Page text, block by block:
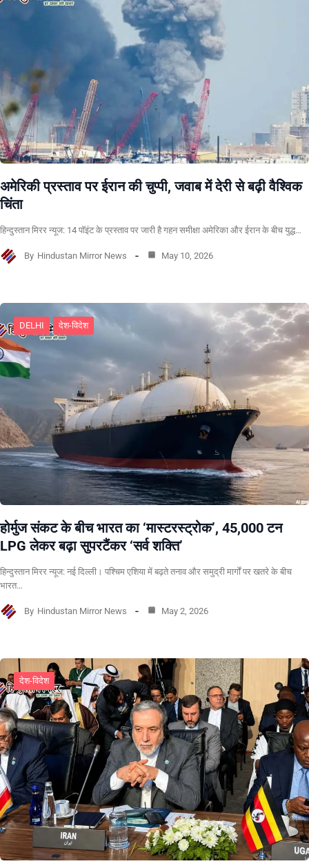
अमेरिकी प्रस्ताव पर ईरान की चुप्पी, जवाब में देरी से बढ़ी वैश्विक
चिंता
हिन्दुस्तान मिरर न्यूज: 14 पॉइंट के प्रस्ताव पर जारी है गहन समीक्षा अमेरिका और ईरान के बीच युद्ध…
By Hindustan Mirror News May 10, 2026
DELHI देश-विदेश
होर्मुज संकट के बीच भारत का ‘मास्टरस्ट्रोक’, 45,000 टन
LPG लेकर बढ़ा सुपरटैंकर ‘सर्व शक्ति’
हिन्दुस्तान मिरर न्यूज: नई दिल्ली। पश्चिम एशिया में बढ़ते तनाव और समुद्री मार्गों पर खतरे के बीच
भारत…
By Hindustan Mirror News May 2, 2026
देश-विदेश